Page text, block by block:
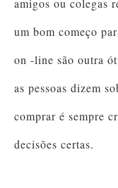
amigos ou colegas
um bom começo
on -line são outra
as pessoas dizem
comprar é sempre
decisões certas.